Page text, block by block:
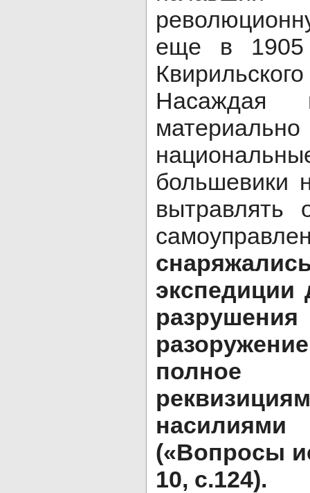
еще в 1905
Насаждая
большевики
вытравлять
экспедиции
полное
(«Вопросы
10, с.124).